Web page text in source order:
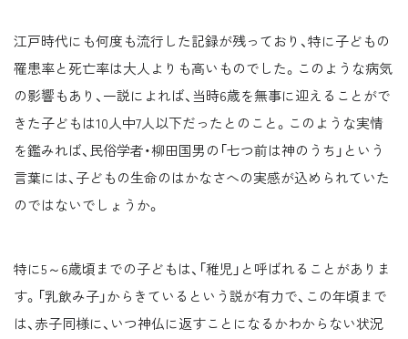
江戸時代にも何度も流行した記録が残っており、特に子どもの
罹患率と死亡率は大人よりも高いものでした。このような病気
の影響もあり、一説によれば、当時6歳を無事に迎えることがで
きた子どもは10人中7人以下だったとのこと。このような実情
を鑑みれば、民俗学者・柳田国男の「七つ前は神のうち」という
言葉には、子どもの生命のはかなさへの実感が込められていた
のではないでしょうか。
特に5～6歳頃までの子どもは、「稚児」と呼ばれることがありま
す。「乳飲み子」からきているという説が有力で、この年頃まで
は、赤子同様に、いつ神仏に返すことになるかわからない状況